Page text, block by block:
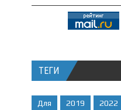
ТЕГИ
Для 2019 2022